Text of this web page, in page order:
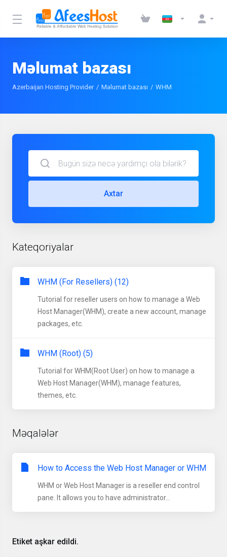
Məlumat bazası
Azerbaijan Hosting Provider Məlumat bazası WHM
Etiket aşkar edildi.
Axtar
Kateqoriyalar
WHM (For Resellers) (12)
Tutorial for reseller users on how to manage a Web
Host Manager(WHM), create a new account, manage
packages, etc.
WHM (Root) (5)
Tutorial for WHM(Root User) on how to manage a
Web Host Manager(WHM), manage features,
themes, etc.
Məqalələr
How to Access the Web Host Manager or WHM
WHM or Web Host Manager is a reseller end control
pane. It allows you to have administrator...